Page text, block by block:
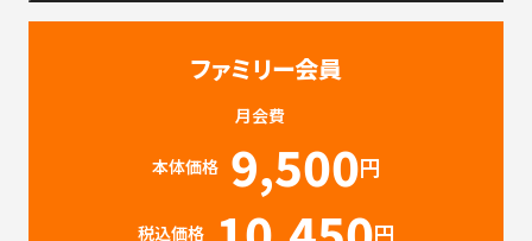
ファミリー会員
月会費
本体価格 9,500円
税込価格 円